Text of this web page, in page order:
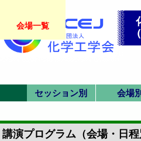
セッション別
特別
ン
会/本部
会場
育院
講演プログラム（会場・日
会場一覧